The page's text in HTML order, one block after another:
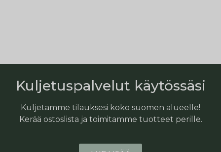
Kuljetuspalvelut käytössäsi
Kuljetamme tilauksesi koko suomen alueelle!
Kerää ostoslista ja toimitamme tuotteet perille.